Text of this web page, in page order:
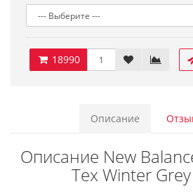
18990
Описание
Описание New
Tex Winter